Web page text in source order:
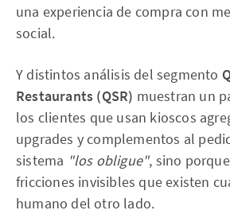
una experiencia de compra con
social.
Y distintos análisis del segmento
Restaurants (QSR) muestran un
los clientes que usan kioscos
upgrades y complementos al
sistema "los obligue", sino
fricciones invisibles que existen
humano del otro lado.